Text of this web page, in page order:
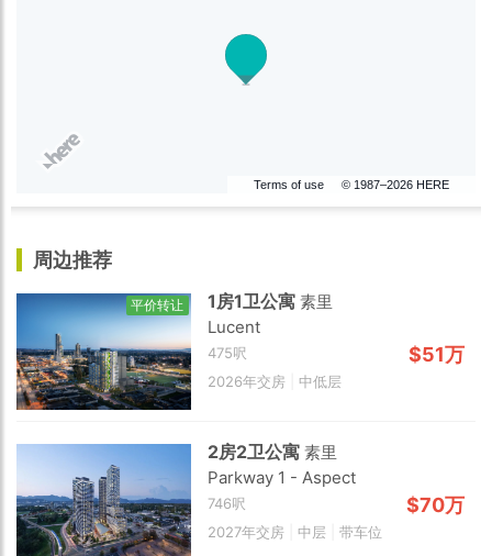
Terms of use © 1987–2026 HERE
周边推荐
平价转让 1房1卫公寓素里
Lucent
475呎 $51万
2026年交房 中低层
2房2卫公寓素里
Parkway 1 - Aspect
746呎 $70万
2027年交房 中层 带车位